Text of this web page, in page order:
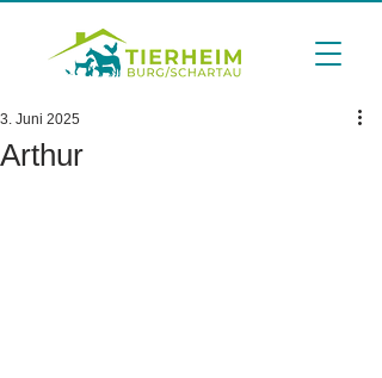
Arthur
3. Juni 2025